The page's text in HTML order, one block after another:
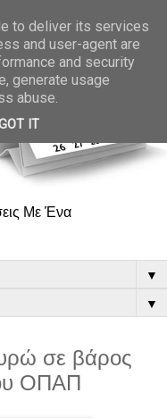
Με Ένα
▼
▼
σε βάρος
ΟΠΑΠ
to deliver its services
and user-agent are
and security
generate usage
abuse.
IT